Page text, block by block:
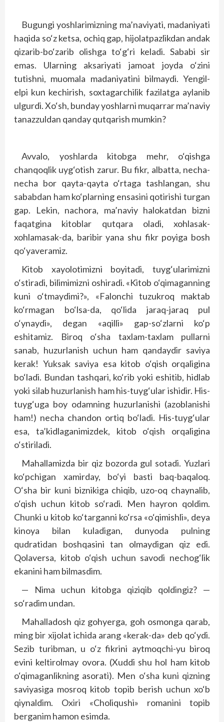
Bugungi yoshlarimizning ma’naviyati, madaniyati
haqida so‘z ketsa, ochiq gap, hijolatpazlikdan andak
qizarib-bo‘zarib olishga to‘g‘ri keladi. Sababi sir
emas. Ularning aksariyati jamoat joyda o‘zini
tutishni, muomala mada­niyatini bilmaydi. Yengil-
elpi kun kechirish, soxtagarchilik fazilatga aylanib
ulgurdi. Xo‘sh, bunday yoshlarni muqarrar ma’naviy
tanazzuldan qanday qutqarish mumkin?
Avvalo, yoshlarda kitobga mehr, o‘qishga
chanqoqlik uyg‘otish zarur. Bu fikr, albatta, necha-
necha bor qayta-qayta o‘rtaga tashlangan, shu
sababdan ham ko‘plarning ensasini qotirishi turgan
gap. Lekin, nachora, ma’naviy halokatdan bizni
faqatgina kitoblar qutqara oladi, xohlasak-
xohlamasak-da, baribir yana shu fikr poyiga bosh
qo‘yaveramiz.
Kitob xayolotimizni boyitadi, tuyg‘ularimizni
o‘stiradi, bilimimizni oshiradi. «Kitob o‘qimaganning
kuni o‘tmaydimi?», «Falonchi tuzukroq maktab
ko‘rmagan bo‘lsa-da, qo‘lida jaraq-jaraq pul
o‘ynaydi», degan «aqilli» gap-so‘zlarni ko‘p
eshitamiz. Biroq o‘sha taxlam-taxlam pullarni
sanab, huzurlanish uchun ham qandaydir saviya
kerak! Yuksak saviya esa kitob o‘qish orqaligina
bo‘ladi. Bundan tashqari, ko‘rib yoki eshitib, hidlab
yoki silab huzurlanish ham his-tuyg‘ular ishidir. His-
tuyg‘uga boy odamning huzurlanishi (azoblanishi
ham!) necha chandon ortiq bo‘ladi. His-tuyg‘ular
esa, ta’kidlaganimizdek, kitob o‘qish orqaligina
o‘stiriladi.
Mahallamizda bir qiz bozorda gul sotadi. Yuzlari
ko‘pchigan xamirday, bo‘yi basti baq-baqaloq.
O‘sha bir kuni biznikiga chiqib, uzo-oq chaynalib,
o‘qish uchun kitob so‘radi. Men hayron qoldim.
Chunki u kitob ko‘targanni ko‘rsa «o‘qimishli», deya
kinoya bilan kuladigan, dunyoda pulning
qudratidan boshqasini tan olmaydigan qiz edi.
Qolaversa, kitob o‘qish uchun savodi nechog‘lik
ekanini ham bilmasdim.
— Nima uchun kitobga qiziqib qoldingiz? —
so‘radim undan.
Mahalladosh qiz gohyerga, goh osmonga qarab,
ming bir xijolat ichida arang «kerak-da» deb qo‘ydi.
Sezib turibman, u o‘z fikrini ayt­moqchi-yu biroq
evini keltirolmay ovora. (Xuddi shu hol ham kitob
o‘qimaganlikning asorati). Men o‘sha kuni qizning
saviyasiga mosroq kitob topib berish uchun xo‘b
qiynaldim. Oxiri «Choliqushi» romanini topib
berganim hamon esimda.